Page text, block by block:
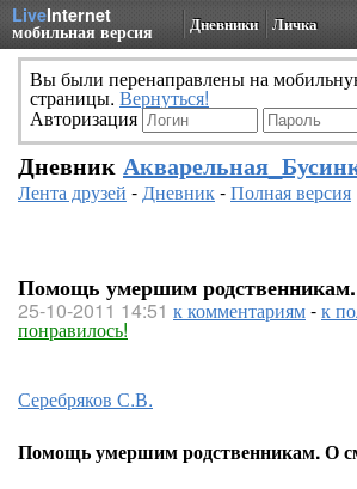
LiveInternet
мобильная версия Дневники Личка
Вы были перенаправлены на
страницы. Вернуться!
Авторизация
Дневник
Лента друзей -Дневник-Полная версия
Помощь умершим
25-10-2011 14:51 к комментариям-к
понравилось!
Серебряков С.В.
Помощь умершим родственникам. О